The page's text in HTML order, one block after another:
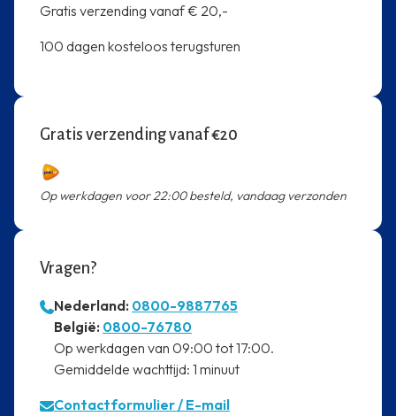
Gratis verzending vanaf € 20,-
100 dagen kosteloos terugsturen
Gratis verzending vanaf €20
Op werkdagen voor 22:00 besteld, vandaag verzonden
Vragen?
Nederland: 0800-9887765
⁠België: 0800-76780
⁠Op werkdagen van 09:00 tot 17:00.
⁠Gemiddelde wachttijd: 1 minuut
Contactformulier/ E-mail